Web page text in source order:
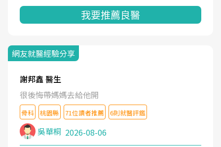
我要推薦良醫
網友就醫經驗分享
謝邦鑫 醫生
很後悔帶媽媽去給他開
骨科 桃園縣 71位讀者推薦 6則就醫評鑑
吳華桐 2026-08-06